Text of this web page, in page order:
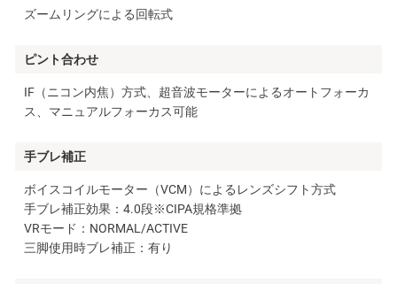
ズームリングによる回転式
ピント合わせ
IF（ニコン内焦）方式、超音波モーターによるオートフォーカ
ス、マニュアルフォーカス可能
手ブレ補正
ボイスコイルモーター（VCM）によるレンズシフト方式
手ブレ補正効果：4.0段※CIPA規格準拠
VRモード：NORMAL/ACTIVE
三脚使用時ブレ補正：有り